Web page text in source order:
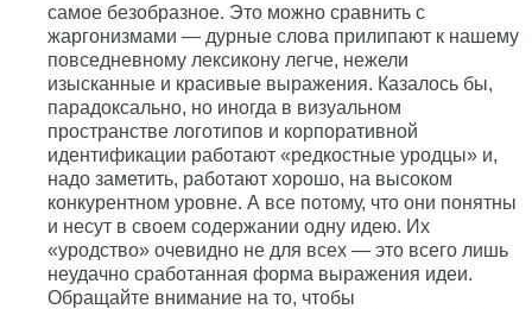
самое безобразное. Это можно сравнить с
жаргонизмами — дурные слова прилипают к нашему
повседневному лексикону легче, нежели
изысканные и красивые выражения. Казалось бы,
парадоксально, но иногда в визуальном
пространстве логотипов и корпоративной
идентификации работают «редкостные уродцы» и,
надо заметить, работают хорошо, на высоком
конкурентном уровне. А все потому, что они понятны
и несут в своем содержании одну идею. Их
«уродство» очевидно не для всех — это всего лишь
неудачно сработанная форма выражения идеи.
Обращайте внимание на то, чтобы